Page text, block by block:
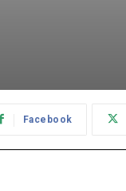
Facebook